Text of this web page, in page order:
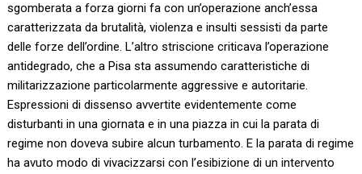
sgomberata a forza giorni fa con un’operazione anch’essa
caratterizzata da brutalità, violenza e insulti sessisti da parte
delle forze dell’ordine. L’altro striscione criticava l’operazione
antidegrado, che a Pisa sta assumendo caratteristiche di
militarizzazione particolarmente aggressive e autoritarie.
Espressioni di dissenso avvertite evidentemente come
disturbanti in una giornata e in una piazza in cui la parata di
regime non doveva subire alcun turbamento. E la parata di regime
ha avuto modo di vivacizzarsi con l’esibizione di un intervento